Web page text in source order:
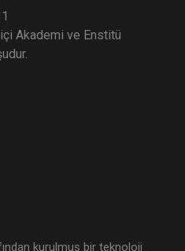
Akademi ve Enstitü
kurulmuş bir teknoloji